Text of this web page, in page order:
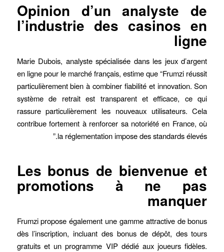
Opinion d’un analyste de
l’industrie des casinos en
ligne
Marie Dubois, analyste spécialisée dans les jeux d’argent
en ligne pour le marché français, estime que “Frumzi réussit
particulièrement bien à combiner fiabilité et innovation. Son
système de retrait est transparent et efficace, ce qui
rassure particulièrement les nouveaux utilisateurs. Cela
contribue fortement à renforcer sa notoriété en France, où
la réglementation impose des standards élevés.”
Les bonus de bienvenue et
promotions à ne pas
manquer
Frumzi propose également une gamme attractive de bonus
dès l’inscription, incluant des bonus de dépôt, des tours
gratuits et un programme VIP dédié aux joueurs fidèles.